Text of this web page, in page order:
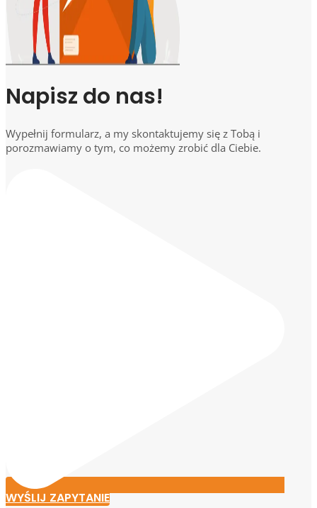
Napisz do nas!
Wypełnij formularz, a my skontaktujemy się z Tobą i
porozmawiamy o tym, co możemy zrobić dla Ciebie.
WYŚLIJ ZAPYTANIE